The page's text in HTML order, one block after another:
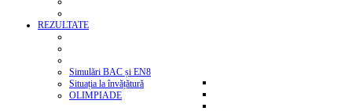
REZULTATE
Simulări BAC și EN8
Situația la învățătură
OLIMPIADE